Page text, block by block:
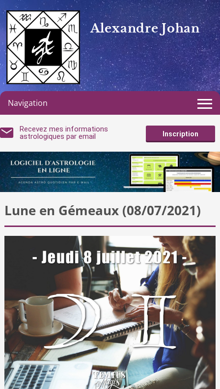
Alexandre Johan
Navigation
Recevez mes informations
astrologiques par email
Inscription
Lune en Gémeaux (08/07/2021)